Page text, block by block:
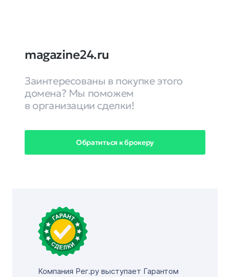
magazine24.ru
Заинтересованы в покупке этого
домена? Мы поможем
в организации сделки!
Обратиться к брокеру
Компания Рег.ру выступает Гарантом